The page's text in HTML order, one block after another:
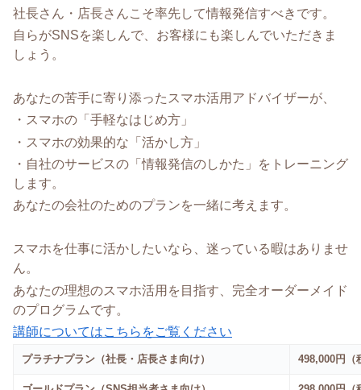
社長さん・店長さんこそ率先して情報発信すべきです。
自らがSNSを楽しんで、お客様にも楽しんでいただきま
しょう。
あなたの苦手に寄り添ったスマホ活用アドバイザーが、
・スマホの「手軽なはじめ方」
・スマホの効果的な「活かし方」
・自社のサービスの「情報発信のしかた」をトレーニング
します。
あなたの会社のためのプランを一緒に考えます。
スマホを仕事に活かしたいなら、迷っている暇はありませ
ん。
あなたの理想のスマホ活用を目指す、完全オーダーメイド
のプログラムです。
講師についてはこちらをご覧ください
プラチナプラン（社長・店長さま向け） 498,000円（